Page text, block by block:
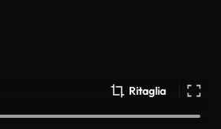
Ritaglia